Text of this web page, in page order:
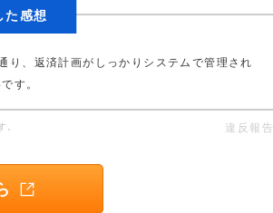
た感想
り、返済計画がしっかりシステムで管理され
す。
。 違反報告